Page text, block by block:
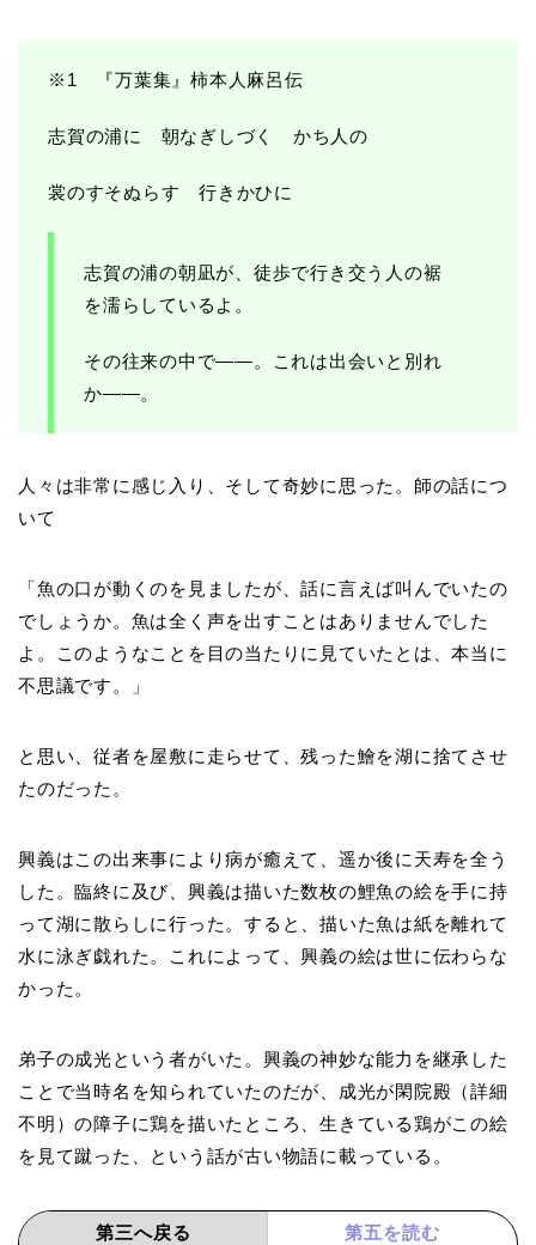
※1 『万葉集』柿本人麻呂伝
志賀の浦に 朝なぎしづく かち人の
裳のすそぬらす 行きかひに
志賀の浦の朝凪が、徒歩で行き交う人の裾
を濡らしているよ。
その往来の中で――。これは出会いと別れ
か――。
人々は非常に感じ入り、そして奇妙に思った。師の話につ
いて
「魚の口が動くのを見ましたが、話に言えば叫んでいたの
でしょうか。魚は全く声を出すことはありませんでした
よ。このようなことを目の当たりに見ていたとは、本当に
不思議です。」
と思い、従者を屋敷に走らせて、残った鱠を湖に捨てさせ
たのだった。
興義はこの出来事により病が癒えて、遥か後に天寿を全う
した。臨終に及び、興義は描いた数枚の鯉魚の絵を手に持
って湖に散らしに行った。すると、描いた魚は紙を離れて
水に泳ぎ戯れた。これによって、興義の絵は世に伝わらな
かった。
弟子の成光という者がいた。興義の神妙な能力を継承した
ことで当時名を知られていたのだが、成光が閑院殿（詳細
不明）の障子に鶏を描いたところ、生きている鶏がこの絵
を見て蹴った、という話が古い物語に載っている。
第三へ戻る
第五を読む